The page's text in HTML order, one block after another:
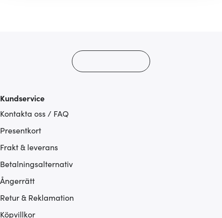
Kundservice
Kontakta oss / FAQ
Presentkort
Frakt & leverans
Betalningsalternativ
Ångerrätt
Retur & Reklamation
Köpvillkor